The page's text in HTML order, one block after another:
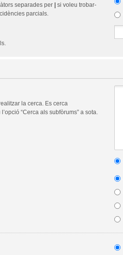
separades per
si voleu trobar-
parcials.
la cerca. Es cerca
“Cerca als subfòrums” a sota.